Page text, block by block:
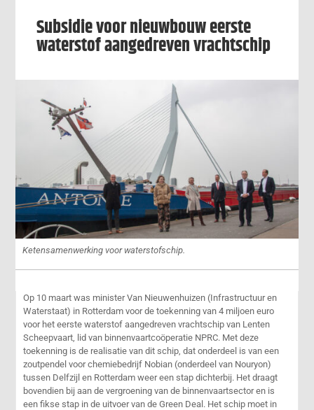
Subsidie voor nieuwbouw eerste
waterstof aangedreven vrachtschip
Ketensamenwerking voor waterstofschip.
Op 10 maart was minister Van Nieuwenhuizen (Infrastructuur en
Waterstaat) in Rotterdam voor de toekenning van 4 miljoen euro
voor het eerste waterstof aangedreven vrachtschip van Lenten
Scheepvaart, lid van binnenvaartcoöperatie NPRC. Met deze
toekenning is de realisatie van dit schip, dat onderdeel is van een
zoutpendel voor chemiebedrijf Nobian (onderdeel van Nouryon)
tussen Delfzijl en Rotterdam weer een stap dichterbij. Het draagt
bovendien bij aan de vergroening van de binnenvaartsector en is
een fikse stap in de uitvoer van de Green Deal. Het schip moet in